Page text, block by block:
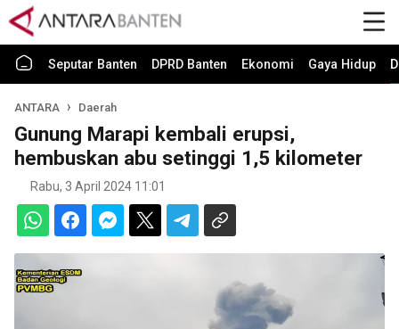
Seputar Banten DPRD Banten Ekonomi Gaya Hidup
ANTARA Daerah
Gunung Marapi kembali erupsi,
hembuskan abu setinggi 1,5 kilometer
Rabu, 3 April 2024 11:01